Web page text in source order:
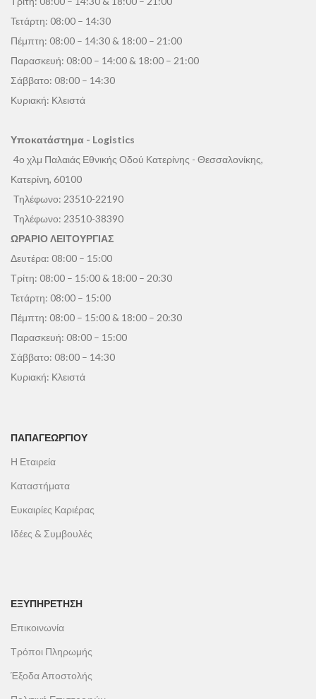
Τετάρτη: 08:00 – 14:30
Πέμπτη: 08:00 – 14:30 & 18:00 – 21:00
Παρασκευή: 08:00 – 14:00 & 18:00 – 21:00
Σάββατο: 08:00 – 14:30
Κυριακή: Κλειστά
Υποκατάστημα - Logistics
4ο χλμ Παλαιάς Εθνικής Οδού Κατερίνης - Θεσσαλονίκης,
Κατερίνη, 60100
Τηλέφωνο: 23510-22190
Τηλέφωνο: 23510-38390
ΩΡΑΡΙΟ ΛΕΙΤΟΥΡΓΙΑΣ
Δευτέρα: 08:00 – 15:00
Τρίτη: 08:00 – 15:00 & 18:00 – 20:30
Τετάρτη: 08:00 – 15:00
Πέμπτη: 08:00 – 15:00 & 18:00 – 20:30
Παρασκευή: 08:00 – 15:00
Σάββατο: 08:00 – 14:30
Κυριακή: Κλειστά
ΠΑΠΑΓΕΩΡΓΊΟΥ
Η Εταιρεία
Καταστήματα
Ευκαιρίες Καριέρας
Ιδέες & Συμβουλές
ΕΞΥΠΗΡΕΤΗΣΗ
Επικοινωνία
Τρόποι Πληρωμής
Έξοδα Αποστολής